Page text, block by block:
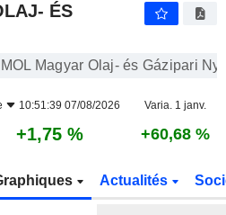
ÉS
Magyar Olaj- és Gázipari
10:51:39 07/08/2026 Varia. 1 janv.
+1,75 % +60,68 %
Actualités